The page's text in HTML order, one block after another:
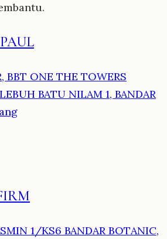
BBT ONE THE TOWERS
BATU NILAM 1, BANDAR
1/KS6 BANDAR BOTANIC,